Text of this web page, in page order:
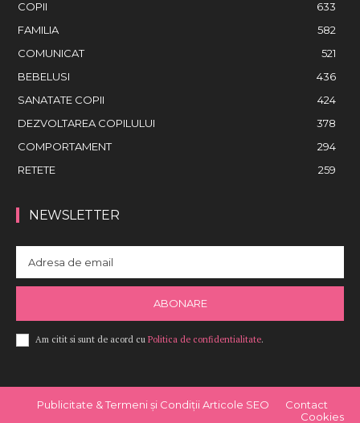
COPII
633
FAMILIA
582
COMUNICAT
521
BEBELUSI
436
SANATATE COPII
424
DEZVOLTAREA COPILULUI
378
COMPORTAMENT
294
RETETE
259
NEWSLETTER
ABONARE
Am citit si sunt de acord cu Politica de confidentialitate.
Publicitate & Termeni și Condiții Articole SEO
Contact
Cookies